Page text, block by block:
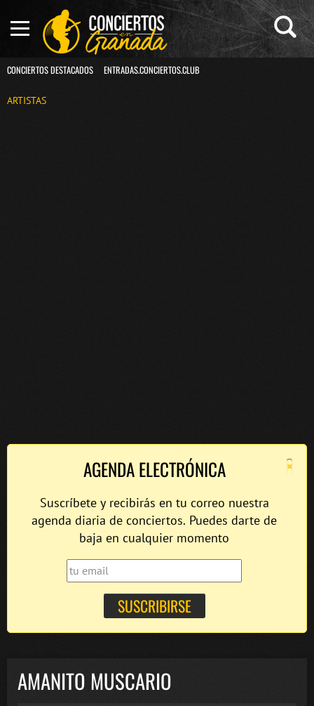
CONCIERTOS DESTACADOS ENTRADAS.CONCIERTOS.CLUB
ARTISTAS
×
AGENDA ELECTRÓNICA
Suscríbete y recibirás en tu correo nuestra
agenda diaria de conciertos. Puedes darte de
baja en cualquier momento
AMANITO MUSCARIO